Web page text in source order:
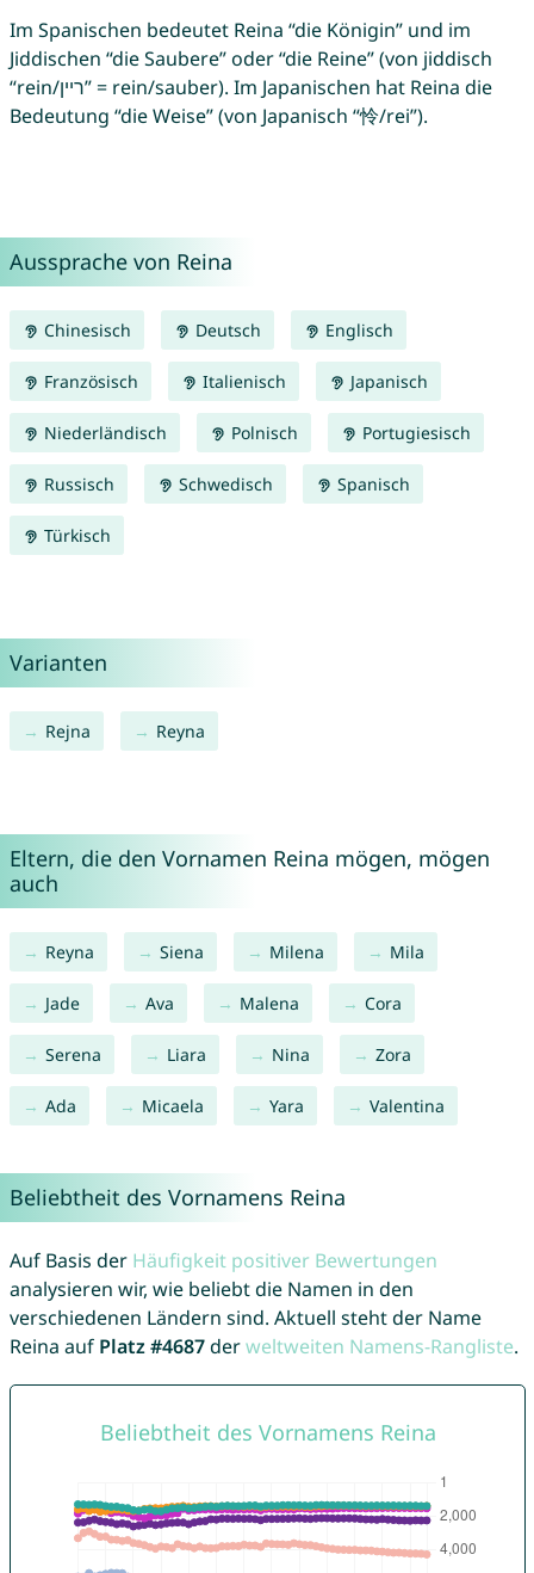
Im Spanischen bedeutet Reina “die Königin” und im
Jiddischen “die Saubere” oder “die Reine” (von jiddisch
“rein/ריין” = rein/sauber). Im Japanischen hat Reina die
Bedeutung “die Weise” (von Japanisch “怜/rei”).
Aussprache von Reina
Chinesisch Deutsch Englisch
Französisch Italienisch Japanisch
Niederländisch Polnisch Portugiesisch
Russisch Schwedisch Spanisch
Türkisch
Varianten
Rejna Reyna
Eltern, die den Vornamen Reina mögen, mögen
auch
Reyna Siena Milena Mila
Jade Ava Malena Cora
Serena Liara Nina Zora
Ada Micaela Yara Valentina
Beliebtheit des Vornamens Reina
Auf Basis der Häufigkeit positiver Bewertungen
analysieren wir, wie beliebt die Namen in den
verschiedenen Ländern sind. Aktuell steht der Name
Reina auf Platz #4687derweltweiten Namens-Rangliste.